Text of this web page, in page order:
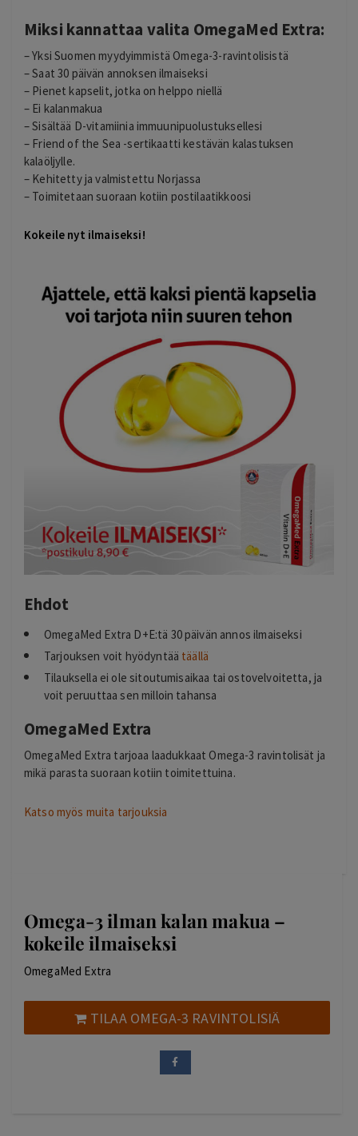
Miksi kannattaa valita OmegaMed Extra:
– Yksi Suomen myydyimmistä Omega-3-ravintolisistä
– Saat 30 päivän annoksen ilmaiseksi
– Pienet kapselit, jotka on helppo niellä
– Ei kalanmakua
– Sisältää D-vitamiinia immuunipuolustuksellesi
– Friend of the Sea -sertikaatti kestävän kalastuksen
kalaöljylle.
– Kehitetty ja valmistettu Norjassa
– Toimitetaan suoraan kotiin postilaatikkoosi
Kokeile nyt ilmaiseksi!
Ehdot
OmegaMed Extra D+E:tä 30 päivän annos ilmaiseksi
Tarjouksen voit hyödyntää täällä
Tilauksella ei ole sitoutumisaikaa tai ostovelvoitetta, ja
voit peruuttaa sen milloin tahansa
OmegaMed Extra
OmegaMed Extra tarjoaa laadukkaat Omega-3 ravintolisät ja
mikä parasta suoraan kotiin toimitettuina.
Katso myös muita tarjouksia
Omega-3 ilman kalan makua –
kokeile ilmaiseksi
OmegaMed Extra
TILAA OMEGA-3 RAVINTOLISIÄ